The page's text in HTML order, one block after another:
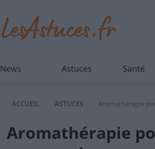
News Astuces Santé
ACCUEIL ASTUCES Aromathérapie
Aromathérapie